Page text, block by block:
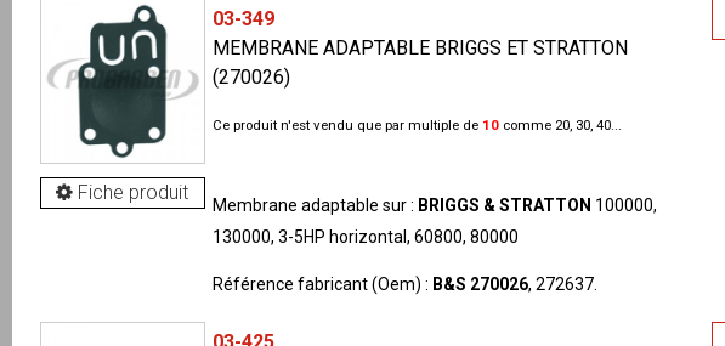
Fiche produit
03-349
MEMBRANE ADAPTABLE BRIGGS ET STRATTON
(270026)
Ce produit n'est vendu que par multiple de 10comme 20, 30, 40...
Membrane adaptable sur : BRIGGS & STRATTON 100000,
130000, 3-5HP horizontal, 60800, 80000
Référence fabricant (Oem) : B&S 270026, 272637.